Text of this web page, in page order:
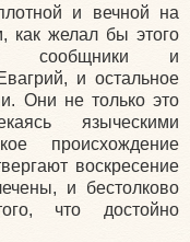
и вечной на
как желал бы этого
и сообщники и
и остальное
Они не только это
языческими
происхождение
воскресение
и бестолково
что достойно